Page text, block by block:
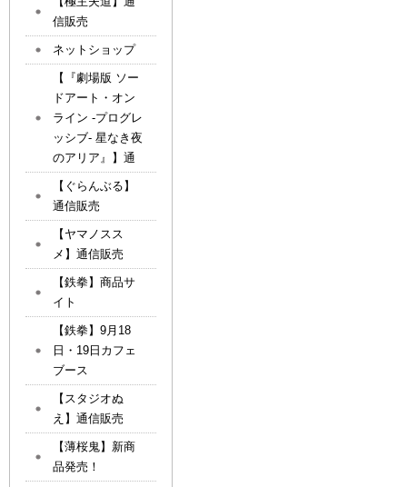
信販売
ネットショップ
【『劇場版 ソー
ドアート・オン
ライン -プログレ
ッシブ- 星なき夜
のアリア』】通
【ぐらんぶる】
通信販売
【ヤマノスス
メ】通信販売
【鉄拳】商品サ
イト
【鉄拳】9月18
日・19日カフェ
ブース
【スタジオぬ
え】通信販売
【薄桜鬼】新商
品発売！